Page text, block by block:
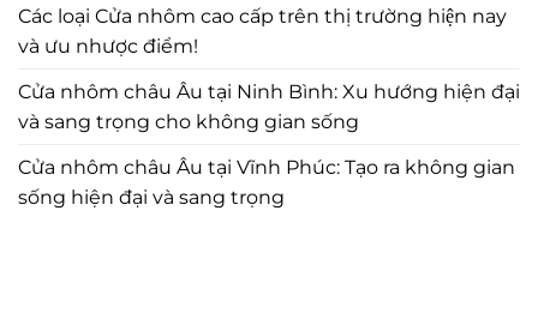
Các loại Cửa nhôm cao cấp trên thị trường hiện nay
và ưu nhược điểm!
Cửa nhôm châu Âu tại Ninh Bình: Xu hướng hiện đại
và sang trọng cho không gian sống
Cửa nhôm châu Âu tại Vĩnh Phúc: Tạo ra không gian
sống hiện đại và sang trọng